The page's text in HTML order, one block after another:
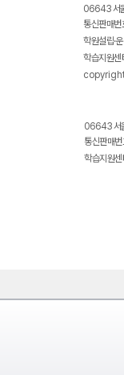
06643 서
통신판매
학원설립·
학습지원
06643 서
통신판매
학습지원